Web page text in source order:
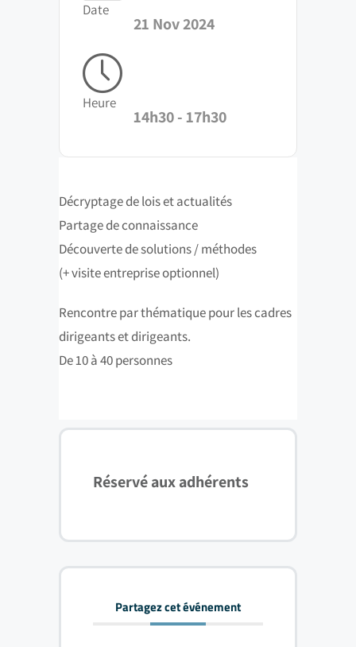
Date
21 Nov 2024
Heure
14h30 - 17h30
Décryptage de lois et actualités
Partage de connaissance
Découverte de solutions / méthodes
(+ visite entreprise optionnel)
Rencontre par thématique pour les cadres
dirigeants et dirigeants.
De 10 à 40 personnes
Réservé aux adhérents
Partagez cet événement